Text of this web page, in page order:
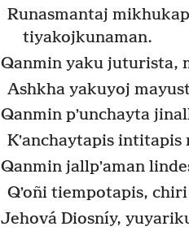
Runasmantaj
tiyakojkunaman.
Qanmin yaku juturista,
Ashkha yakuyoj
Qanmin pʼunchayta
Kʼanchaytapis
Qanmin jallpʼaman
Qʼoñi tiempotapis,
Jehová Diosníy,